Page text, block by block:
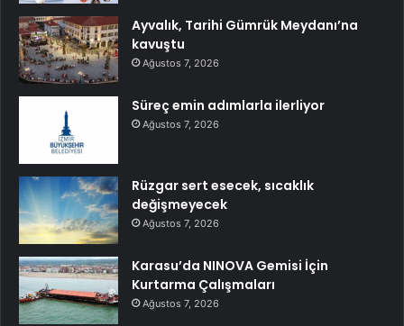
Ayvalık, Tarihi Gümrük Meydanı’na
kavuştu
Ağustos 7, 2026
Süreç emin adımlarla ilerliyor
Ağustos 7, 2026
Rüzgar sert esecek, sıcaklık
değişmeyecek
Ağustos 7, 2026
Karasu’da NINOVA Gemisi İçin
Kurtarma Çalışmaları
Ağustos 7, 2026